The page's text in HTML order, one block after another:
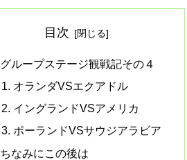
目次
グループステージ観戦記その４
オランダVSエクアドル
イングランドVSアメリカ
ポーランドVSサウジアラビア
ちなみにこの後は